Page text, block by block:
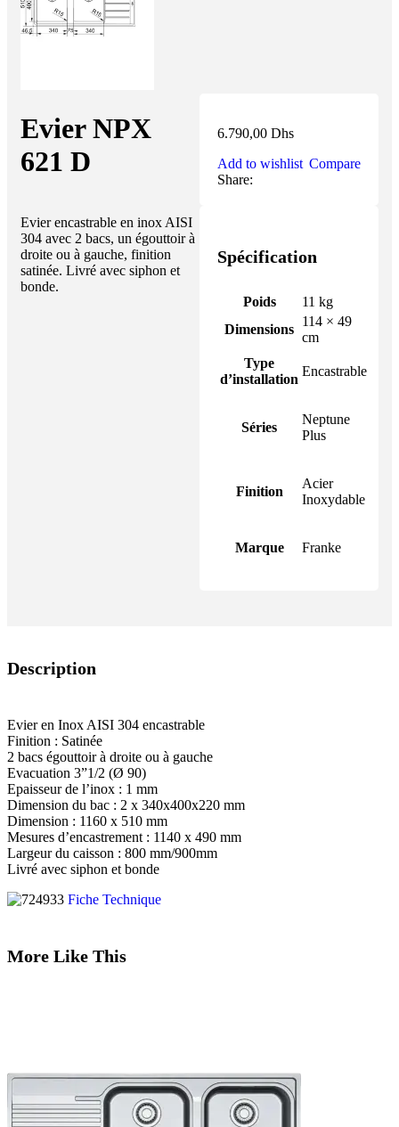
Evier NPX
621 D
Evier encastrable en inox AISI
304 avec 2 bacs, un égouttoir à
droite ou à gauche, finition
satinée. Livré avec siphon et
bonde.
6.790,00 Dhs
Share:
Add to wishlist Compare
Spécification
Poids
11 kg
Dimensions
114 × 49
cm
Type
d’installation
Encastrable
Séries
Neptune
Plus
Finition
Acier
Inoxydable
Marque Franke
Description
Evier en Inox AISI 304 encastrable
Finition : Satinée
2 bacs égouttoir à droite ou à gauche
Evacuation 3”1/2 (Ø 90)
Epaisseur de l’inox : 1 mm
Dimension du bac : 2 x 340x400x220 mm
Dimension : 1160 x 510 mm
Mesures d’encastrement : 1140 x 490 mm
Largeur du caisson : 800 mm/900mm
Livré avec siphon et bonde
Fiche Technique
More Like This